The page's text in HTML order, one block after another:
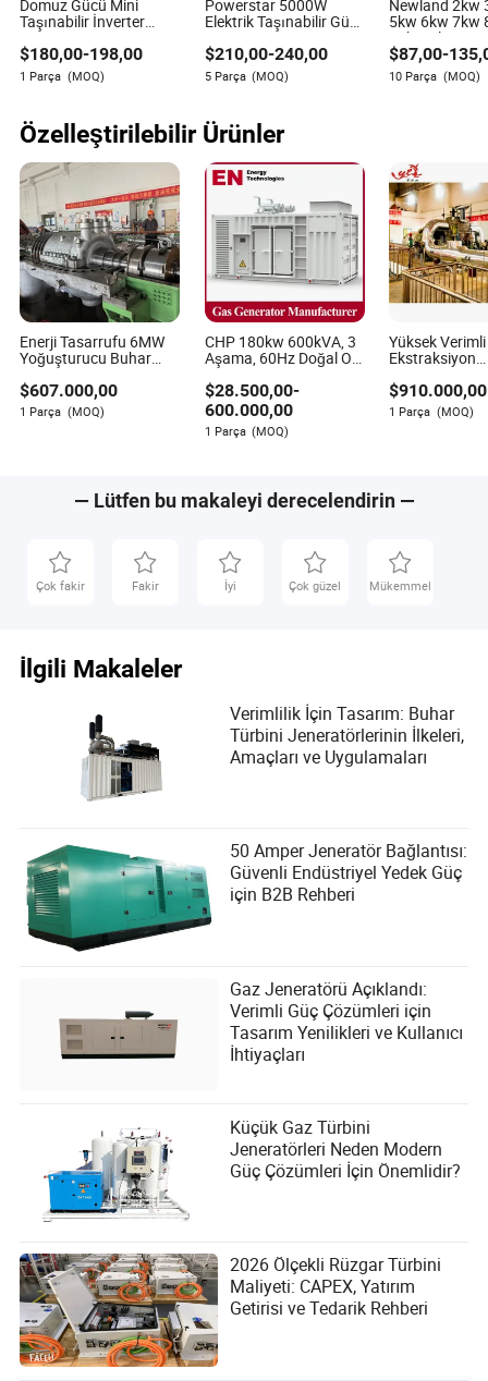
Yazar
Royalty Moody, endüstriyel ekipman ve bileşenler
sektöründe derinlemesine uzmanlığa sahip seçkin bir
Royalty, müşteri yorumları ve sektör ödüllerini dikkate
alarak tedarikçilerin ve üreticilerin itibarlarını
incelemede ustadır.
Domuz Gücü Mini
Taşınabilir İnverter
3kw 4000 Watt 4500
Watt 5kw Benzinli
İnverter Taşınabilir
$180,00-198,00
1 Parça (MOQ)
Powerstar 5000W
Elektrik Taşınabilir Güç
Benzinli Jeneratörler
ATS ile
$210,00-240,00
5 Parça (MOQ)
Newland 2kw
5kw 6kw 7kw
10kw Elemax
Ev Gücü
Taşınabilir
$87,00-
10 Parça (MOQ)
Özelleştirilebilir Ürünler
Enerji Tasarrufu 6MW
Yoğuşturucu Buhar
Türbini Jeneratörü
Şeker Fabrikası Modeli
N6-3.43//435
$607.000,00
1 Parça (MOQ)
CHP 180kw 600kVA, 3
Aşama, 60Hz Doğal Orc
Türbini Çin
CNG/LNG/LPG/Hidrojen
Sentez Gazı Doğal
Ahşap Dizel Gaz
Jeneratörü Cummins
$28.500,00-
600.000,00
1 Parça (MOQ)
Yüksek
Ekstraksiyon
Endüstriyel
Türbini
Enerji Santrali
$910.000,00
1 Parça (MOQ)
— Lütfen bu makaleyi derecelendirin —
Çok fakir Fakir İyi Çok güzel Mükemmel
İlgili Makaleler
Verimlilik İçin Tasarım: Buhar
Türbini Jeneratörlerinin İlkeleri,
Amaçları ve Uygulamaları
50 Amper Jeneratör Bağlantısı:
Güvenli Endüstriyel Yedek Güç
için B2B Rehberi
Gaz Jeneratörü Açıklandı:
Verimli Güç Çözümleri için
Tasarım Yenilikleri ve Kullanıcı
İhtiyaçları
Küçük Gaz Türbini
Jeneratörleri Neden Modern
Güç Çözümleri İçin Önemlidir?
2026 Ölçekli Rüzgar Türbini
Maliyeti: CAPEX, Yatırım
Getirisi ve Tedarik Rehberi